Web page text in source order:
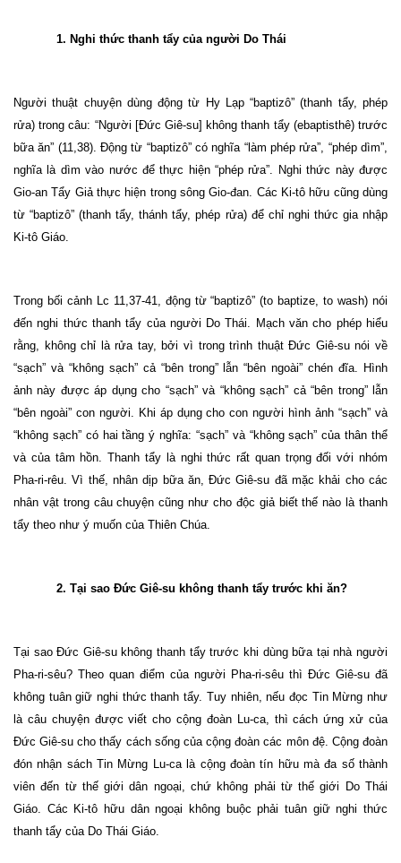
1. Nghi thức thanh tẩy của người Do Thái
Người thuật chuyện dùng động từ Hy Lạp “baptizô” (thanh tẩy, phép
rửa) trong câu: “Người [Đức Giê-su] không thanh tẩy (ebaptisthê) trước
bữa ăn” (11,38). Động từ “baptizô” có nghĩa “làm phép rửa”, “phép dìm”,
nghĩa là dìm vào nước để thực hiện “phép rửa”. Nghi thức này được
Gio-an Tẩy Giả thực hiện trong sông Gio-đan. Các Ki-tô hữu cũng dùng
từ “baptizô” (thanh tẩy, thánh tẩy, phép rửa) để chỉ nghi thức gia nhập
Ki-tô Giáo.
Trong bối cảnh Lc 11,37-41, động từ “baptizô” (to baptize, to wash) nói
đến nghi thức thanh tẩy của người Do Thái. Mạch văn cho phép hiểu
rằng, không chỉ là rửa tay, bởi vì trong trình thuật Đức Giê-su nói về
“sạch” và “không sạch” cả “bên trong” lẫn “bên ngoài” chén đĩa. Hình
ảnh này được áp dụng cho “sạch” và “không sạch” cả “bên trong” lẫn
“bên ngoài” con người. Khi áp dụng cho con người hình ảnh “sạch” và
“không sạch” có hai tầng ý nghĩa: “sạch” và “không sạch” của thân thể
và của tâm hồn. Thanh tẩy là nghi thức rất quan trọng đối với nhóm
Pha-ri-rêu. Vì thế, nhân dịp bữa ăn, Đức Giê-su đã mặc khải cho các
nhân vật trong câu chuyện cũng như cho độc giả biết thế nào là thanh
tẩy theo như ý muốn của Thiên Chúa.
2. Tại sao Đức Giê-su không thanh tẩy trước khi ăn?
Tại sao Đức Giê-su không thanh tẩy trước khi dùng bữa tại nhà người
Pha-ri-sêu? Theo quan điểm của người Pha-ri-sêu thì Đức Giê-su đã
không tuân giữ nghi thức thanh tẩy. Tuy nhiên, nếu đọc Tin Mừng như
là câu chuyện được viết cho cộng đoàn Lu-ca, thì cách ứng xử của
Đức Giê-su cho thấy cách sống của cộng đoàn các môn đệ. Cộng đoàn
đón nhận sách Tin Mừng Lu-ca là cộng đoàn tín hữu mà đa số thành
viên đến từ thế giới dân ngoại, chứ không phải từ thế giới Do Thái
Giáo. Các Ki-tô hữu dân ngoại không buộc phải tuân giữ nghi thức
thanh tẩy của Do Thái Giáo.